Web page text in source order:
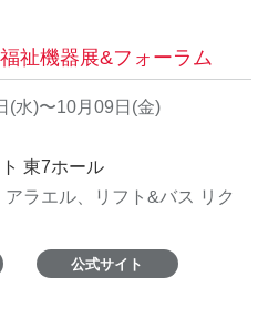
祉機器展&フォーラム
(水)〜10月09日(金)
東7ホール
アラエル、リフト&バス リク
公式サイト